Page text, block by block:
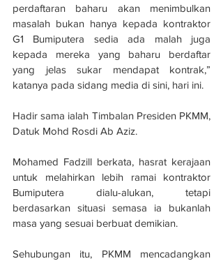
perdaftaran baharu akan menimbulkan
masalah bukan hanya kepada kontraktor
G1 Bumiputera sedia ada malah juga
kepada mereka yang baharu berdaftar
yang jelas sukar mendapat kontrak,”
katanya pada sidang media di sini, hari ini.
Hadir sama ialah Timbalan Presiden PKMM,
Datuk Mohd Rosdi Ab Aziz.
Mohamed Fadzill berkata, hasrat kerajaan
untuk melahirkan lebih ramai kontraktor
Bumiputera dialu-alukan, tetapi
berdasarkan situasi semasa ia bukanlah
masa yang sesuai berbuat demikian.
Sehubungan itu, PKMM mencadangkan